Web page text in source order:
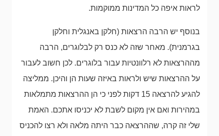
לראות איפה כל המדינות ממוקמות.
בנוסף יש הרבה הרצאות (חלקן באנגלית וחלקן
בגרמנית). מאחר שזה לא כנס רק לבלוגרים, הרבה
מההרצאות לא רלוונטיות עבור בלוגרים. לכן חשוב לעבור
על ההרצאות שיש ולראות באיזה שעות הן והיכן. ממליצה
להגיע להרצאה 15 דקות לפני כי הן ההרצאות מתמלאות
במהירות ואם אין מקום לשבת לא יכניסו אתכם. האמת
שלי זה קרה, שההרצאה כבר היתה מלאה ולא רצו להכניס